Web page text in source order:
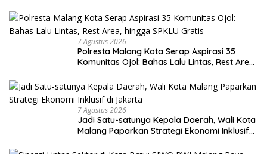
7 Agustus 2026
Polresta Malang Kota Serap Aspirasi 35
Komunitas Ojol: Bahas Lalu Lintas, Rest Area,
7 Agustus 2026
Jadi Satu-satunya Kepala Daerah, Wali Kota
Malang Paparkan Strategi Ekonomi Inklusif